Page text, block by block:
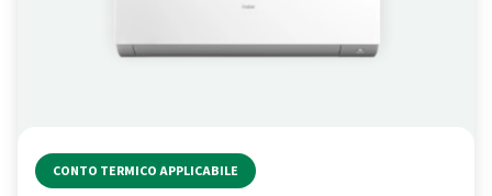
CONTO TERMICO APPLICABILE